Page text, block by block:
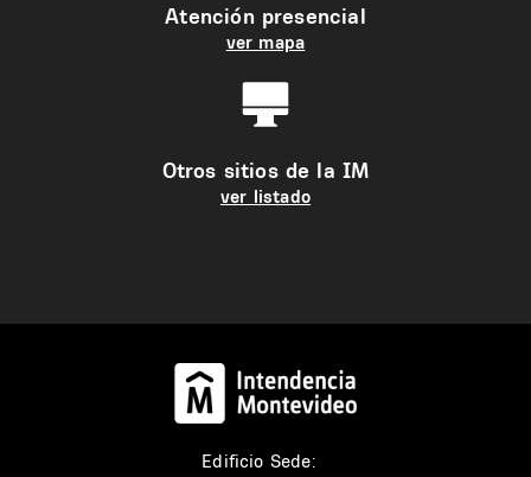
Atención presencial
ver mapa
Otros sitios de la IM
ver listado
Edificio Sede: